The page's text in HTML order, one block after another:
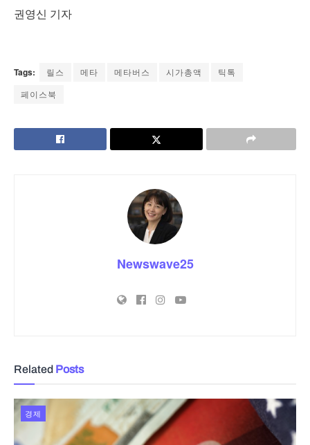
권영신 기자
Tags: 릴스 메타 메타버스 시가총액
틱톡
페이스북
Newswave25
Related Posts
경제